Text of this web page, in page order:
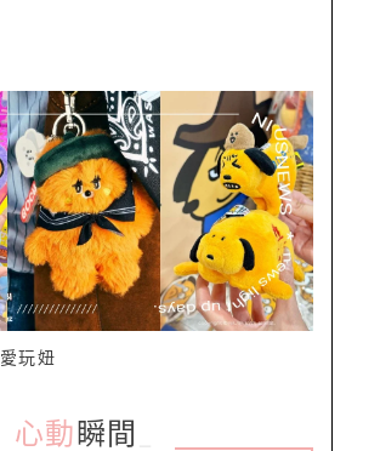
愛玩妞
心動 瞬間